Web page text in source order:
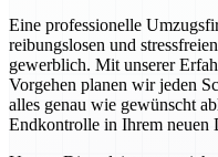
Eine professionelle
reibungslosen und
gewerblich. Mit unserer
Vorgehen planen wir jeden
alles genau wie gewünscht
Endkontrolle in Ihrem